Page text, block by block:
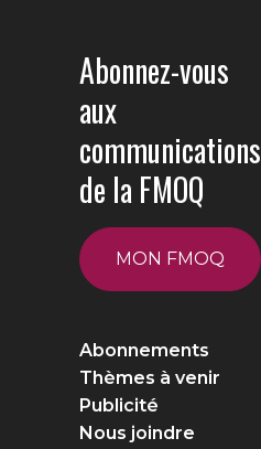
Abonnez-vous
aux
communications
de la FMOQ
MON FMOQ
Abonnements
Thèmes à venir
Publicité
Nous joindre